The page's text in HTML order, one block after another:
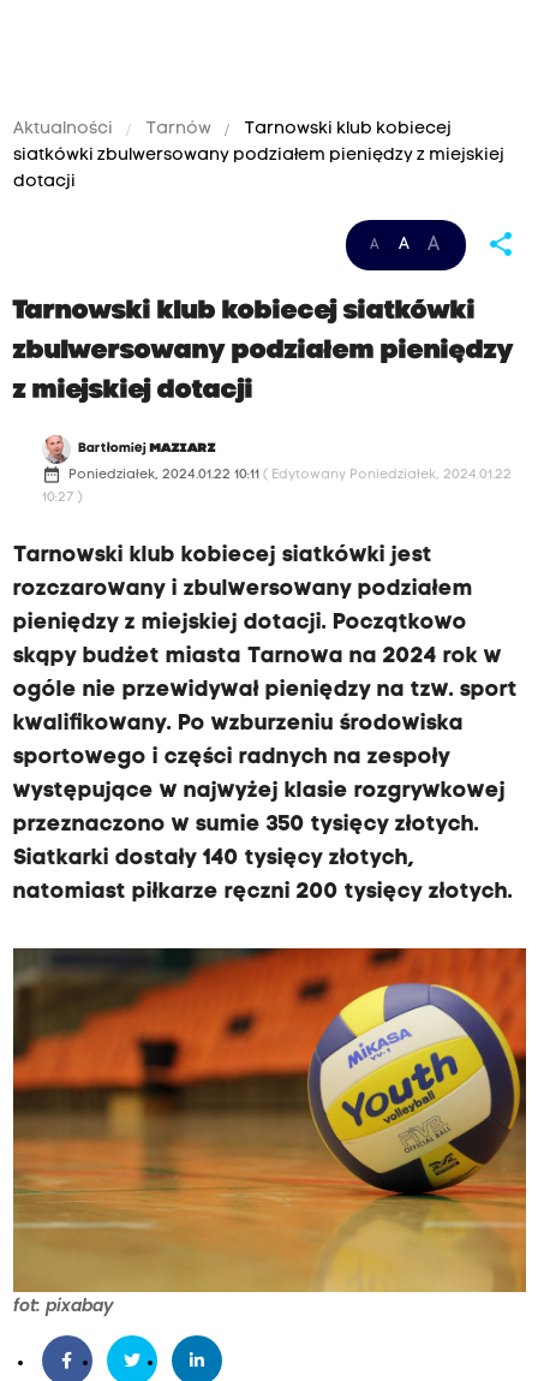
Aktualności Tarnów
Tarnowski klub kobiecej
siatkówki zbulwersowany podziałem pieniędzy z miejskiej
dotacji
A A A share
Tarnowski klub kobiecej siatkówki
zbulwersowany podziałem pieniędzy
z miejskiej dotacji
Bartłomiej MAZIARZ
date_range Poniedziałek, 2024.01.22 10:11 ( Edytowany Poniedziałek, 2024.01.22
10:27 )
Tarnowski klub kobiecej siatkówki jest
rozczarowany i zbulwersowany podziałem
pieniędzy z miejskiej dotacji. Początkowo
skąpy budżet miasta Tarnowa na 2024 rok w
ogóle nie przewidywał pieniędzy na tzw. sport
kwalifikowany. Po wzburzeniu środowiska
sportowego i części radnych na zespoły
występujące w najwyżej klasie rozgrywkowej
przeznaczono w sumie 350 tysięcy złotych.
Siatkarki dostały 140 tysięcy złotych,
natomiast piłkarze ręczni 200 tysięcy złotych.
fot: pixabay